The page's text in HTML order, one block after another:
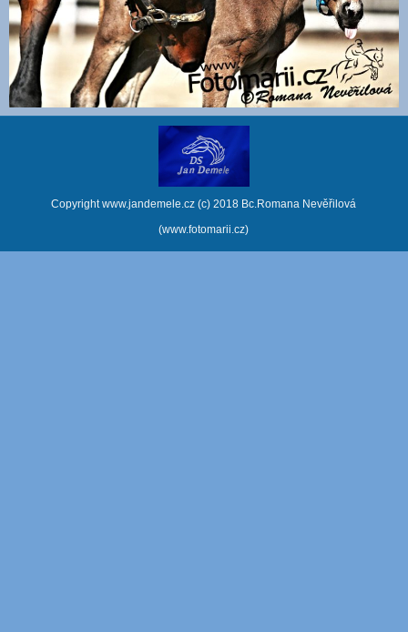
Copyright www.jandemele.cz (c) 2018 Bc.Romana Nevěřilová
(www.fotomarii.cz)